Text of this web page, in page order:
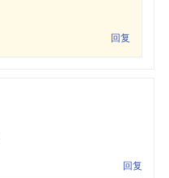
回复
回复